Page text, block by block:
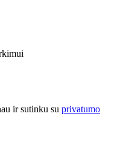
ir sutinku su privatumo